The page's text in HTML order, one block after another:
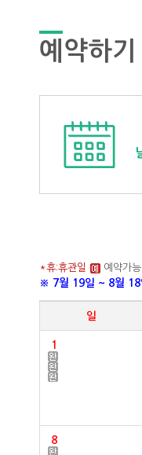
예약하기
*휴:휴관일 예약가능
※ 7월 19일 ~ 8월 18
일
1
8